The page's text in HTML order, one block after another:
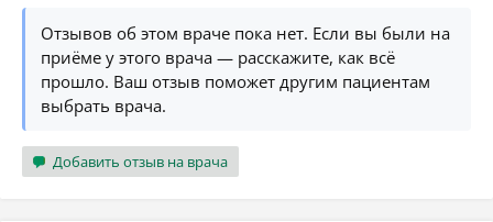
Отзывов об этом враче пока нет. Если вы были на
приёме у этого врача — расскажите, как всё
прошло. Ваш отзыв поможет другим пациентам
выбрать врача.
Добавить отзыв на врача